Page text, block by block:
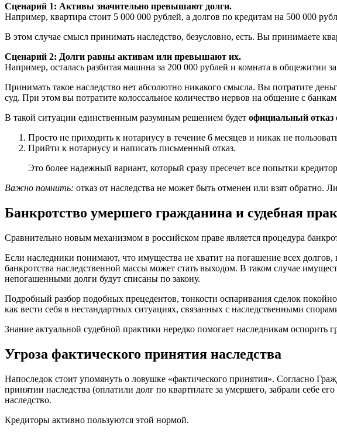
Сценарий 1: Активы значительно превышают долги.
Например, квартира стоит 5 000 000 рублей, а долгов по кредитам на 500 000
В этом случае смысл принимать наследство, безусловно, есть. Вы принимаете
Сценарий 2: Долги равны активам или превышают их.
Например, осталась разбитая машина за 200 000 рублей и комната в
Принимать такое наследство нет абсолютно никакого смысла. Вы потратите
суд. При этом вы потратите колоссальное количество нервов на общение с
В такой ситуации единственным разумным решением будет официальный отказ
Просто не приходить к нотариусу в течение 6 месяцев и никак не
Прийти к нотариусу и написать письменный отказ.
Это более надежный вариант, который сразу пресечет все попытки
Важно помнить: отказ от наследства не может быть отменен или взят обратно.
Банкротство умершего гражданина и судебная
Сравнительно новым механизмом в российском праве является процедура
Если наследники понимают, что имущества не хватит на погашение всех
банкротства наследственной массы может стать выходом. В таком случае
непогашенными долги будут списаны по закону.
Подробный разбор подобных прецедентов, тонкости оспаривания сделок
как вести себя в нестандартных ситуациях, связанных с наследственными
Знание актуальной судебной практики нередко помогает наследникам
Угроза фактического принятия наследства
Напоследок стоит упомянуть о ловушке «фактического принятия». Согласно
принятии наследства (оплатили долг по квартплате за умершего, забрали себе
наследство.
Кредиторы активно пользуются этой нормой.